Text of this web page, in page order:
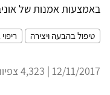
באמצעות אמנות של
טיפול בהבעה ויצירה
12/11/2017 | 4,323 צפיות